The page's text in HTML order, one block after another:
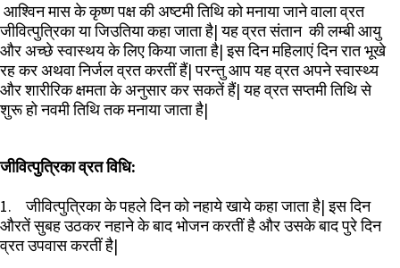
आश्विन मास के कृष्ण पक्ष की अष्टमी तिथि को मनाया जाने वाला व्रत
जीवित्पुत्रिका या जिउतिया कहा जाता है| यह व्रत संतान की लम्बी आयु
और अच्छे स्वास्थय के लिए किया जाता है| इस दिन महिलाएं दिन रात भूखे
रह कर अथवा निर्जल व्रत करतीं हैं| परन्तु आप यह व्रत अपने स्वास्थ्य
और शारीरिक क्षमता के अनुसार कर सकतें हैं| यह व्रत सप्तमी तिथि से
शुरू हो नवमी तिथि तक मनाया जाता है|
जीवित्पुत्रिका व्रत विधि:
1. जीवित्पुत्रिका के पहले दिन को नहाये खाये कहा जाता है| इस दिन
औरतें सुबह उठकर नहाने के बाद भोजन करतीं है और उसके बाद पुरे दिन
व्रत उपवास करतीं है|